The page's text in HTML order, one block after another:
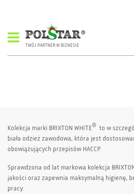
TWÓJ PARTNER W BIZNESIE
Kolekcja marki BRIXTON WHITE® to w
biała odzież zawodowa, która jest
obowiązujących przepisów HACCP.
Sprawdzona od lat markowa kolekcja
jakości oraz zapewnia maksymalną higienę,
pracy.